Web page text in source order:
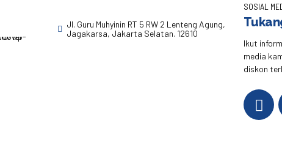
Jl. Guru Muhyinin RT 5 RW 2 Lenteng Agung,
Jagakarsa, Jakarta Selatan. 12610
SOSIAL
Ikut
media
diskon